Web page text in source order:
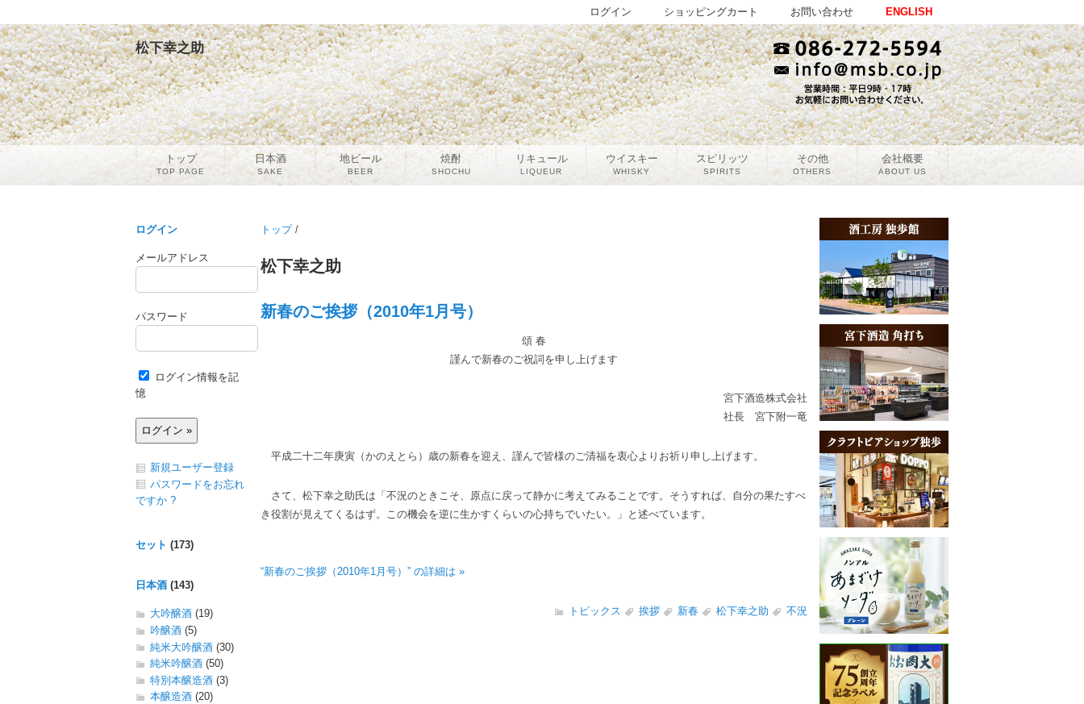
松下幸之助
トップ/
松下幸之助
新春のご挨拶（2010年1月号）
頌 春
謹んで新春のご祝詞を申し上げます
宮下酒造株式会社
社長 宮下附一竜
平成二十二年庚寅（かのえとら）歳の新春を迎え、謹んで皆様のご清福を衷心よりお祈り申し上げます。
さて、松下幸之助氏は「不況のときこそ、原点に戻って静かに考えてみることです。そうすれば、自分の果たすべ
き役割が見えてくるはず。この機会を逆に生かすくらいの心持ちでいたい。」と述べています。
“新春のご挨拶（2010年1月号）” の詳細は »
トピックス 挨拶 新春 松下幸之助 不況
ログイン
メールアドレス
パスワード
ログイン情報を記
憶
新規ユーザー登録
パスワードをお忘れ
ですか ?
セット (173)
日本酒 (143)
大吟醸酒 (19)
吟醸酒 (5)
純米大吟醸酒 (30)
純米吟醸酒 (50)
特別本醸造酒 (3)
本醸造酒 (20)
トップ
TOP PAGE
日本酒
SAKE
地ビール
BEER
焼酎
SHOCHU
リキュール
LIQUEUR
ウイスキー
WHISKY
スピリッツ
SPIRITS
その他
OTHERS
会社概要
ABOUT US
ENGLISH
お問い合わせ
ショッピングカート
ログイン